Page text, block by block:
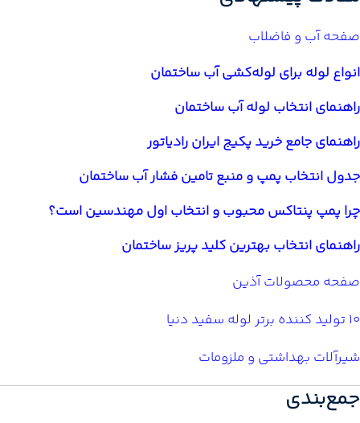
صفحه آب و فاضلاب
انواع لوله برای لوله‌کشی آب ساختمان
راهنمای انتخاب لوله آب ساختمان
راهنمای جامع خرید پکیج ایران رادیاتور
جدول انتخاب پمپ و منبع تامین فشار آب ساختمان
چرا پمپ پنتاکس محبوب و انتخاب اول مهندسین است؟
راهنمای انتخاب بهترین کلید پریز ساختمان
صفحه محصولات آذین
10 تولید کننده برتر لوله سفید دنیا
شیرآلات بهداشتی و ملزومات
جمع‌بندی